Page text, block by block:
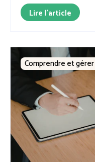
Lire l'article
Comprendre et gérer